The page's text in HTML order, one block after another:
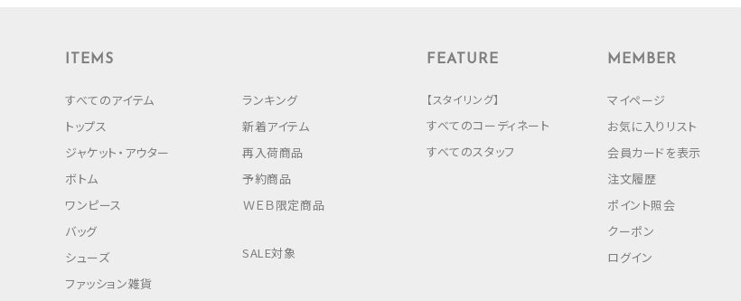
ITEMS
すべてのアイテム
トップス
ジャケット・アウター
ボトム
ワンピース
バッグ
シューズ
ファッション雑貨
ランキング
新着アイテム
再入荷商品
予約商品
ＷＥＢ限定商品
SALE対象
FEATURE
【スタイリング】
すべてのコーディネート
すべてのスタッフ
MEMBER
マイページ
お気に入りリスト
会員カードを表示
注文履歴
ポイント照会
クーポン
ログイン